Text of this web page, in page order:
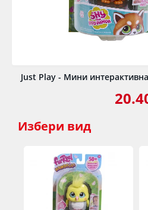
Just Play - Мини
Избери вид